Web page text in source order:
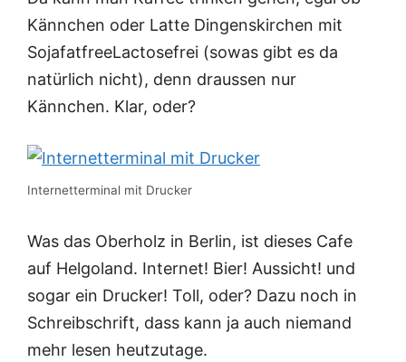
Kännchen oder Latte Dingenskirchen mit
SojafatfreeLactosefrei (sowas gibt es da
natürlich nicht), denn draussen nur
Kännchen. Klar, oder?
Internetterminal mit Drucker
Was das Oberholz in Berlin, ist dieses Cafe
auf Helgoland. Internet! Bier! Aussicht! und
sogar ein Drucker! Toll, oder? Dazu noch in
Schreibschrift, dass kann ja auch niemand
mehr lesen heutzutage.